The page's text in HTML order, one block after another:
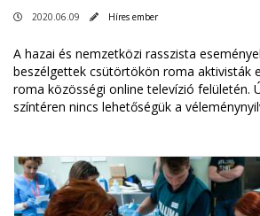
2020.06.09 Híres ember
A hazai és nemzetközi rasszista
beszélgettek csütörtökön roma aktivisták
roma közösségi online televízió felületén.
színtéren nincs lehetőségük a